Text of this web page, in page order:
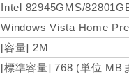
Intel 82945GMS/
Windows Vista Home
[容量] 2M
[標準容量] 768 (単位 MB